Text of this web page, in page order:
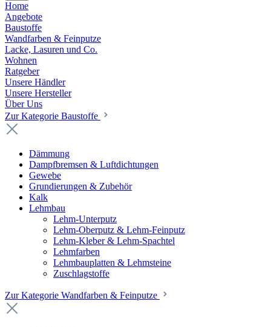
Home
Angebote
Baustoffe
Wandfarben & Feinputze
Lacke, Lasuren und Co.
Wohnen
Ratgeber
Unsere Händler
Unsere Hersteller
Über Uns
Zur Kategorie Baustoffe
Dämmung
Dampfbremsen & Luftdichtungen
Gewebe
Grundierungen & Zubehör
Kalk
Lehmbau
Lehm-Unterputz
Lehm-Oberputz & Lehm-Feinputz
Lehm-Kleber & Lehm-Spachtel
Lehmfarben
Lehmbauplatten & Lehmsteine
Zuschlagstoffe
Zur Kategorie Wandfarben & Feinputze